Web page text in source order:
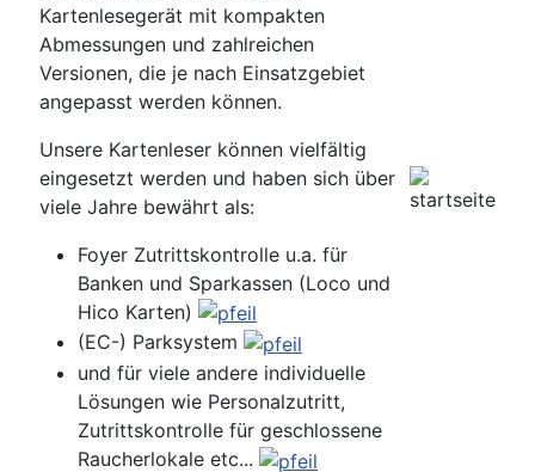
Kartenlesegerät mit kompakten
Abmessungen und zahlreichen
Versionen, die je nach Einsatzgebiet
angepasst werden können.
Unsere Kartenleser können vielfältig
eingesetzt werden und haben sich über
viele Jahre bewährt als:
Foyer Zutrittskontrolle u.a. für
Banken und Sparkassen (Loco und
Hico Karten)
(EC-) Parksystem
und für viele andere individuelle
Lösungen wie Personalzutritt,
Zutrittskontrolle für geschlossene
Raucherlokale etc...